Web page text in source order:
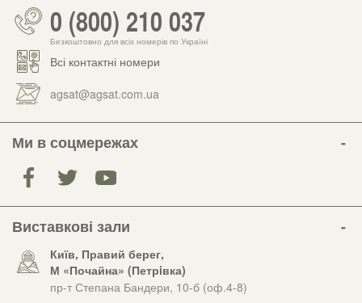
0 (800) 210 037
Безкоштовно для всіх номерів по Україні
Всі контактні номери
agsat@agsat.com.ua
Ми в соцмережах
Виставкові зали
Київ, Правий берег,
М «Почайна» (Петрiвка)
пр-т Степана Бандери, 10-б (оф.4-8)